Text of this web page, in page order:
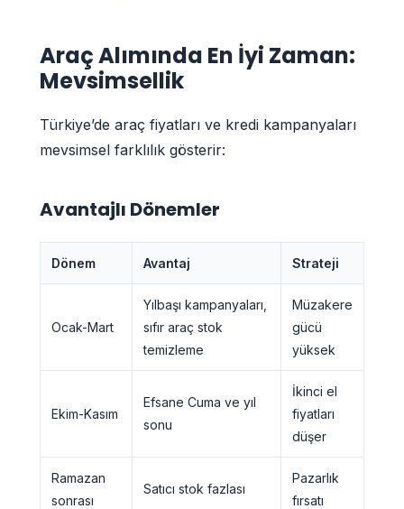
Araç Alımında En İyi Zaman:
Mevsimsellik
Türkiye’de araç fiyatları ve kredi kampanyaları
mevsimsel farklılık gösterir:
Avantajlı Dönemler
Dönem Avantaj Strateji
Ocak-Mart
Yılbaşı kampanyaları,
sıfır araç stok
temizleme
Müzakere
gücü
yüksek
Ekim-Kasım
Efsane Cuma ve yıl
sonu
İkinci el
fiyatları
düşer
Ramazan
sonrası
Satıcı stok fazlası
Pazarlık
fırsatı